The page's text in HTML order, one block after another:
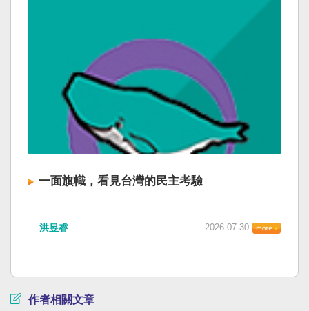
一面旗幟，看見台灣的民主考驗
洪昱睿 2026-07-30
作者相關文章